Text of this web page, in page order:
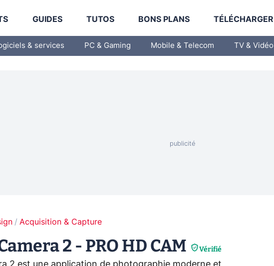
GUIDES TUTOS BONS PLANS TÉLÉCHARGER
& services PC & Gaming Mobile & Telecom TV & Vidéo
Acquisition & Capture
2 - PRO HD CAM Vérifié